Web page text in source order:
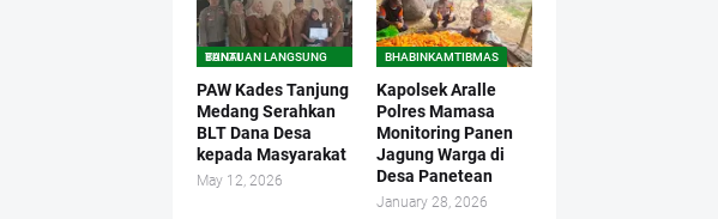
BANTUAN LANGSUNG TUNAI
PAW Kades Tanjung
Medang Serahkan
BLT Dana Desa
kepada Masyarakat
May 12, 2026
BHABINKAMTIBMAS
Kapolsek Aralle
Polres Mamasa
Monitoring Panen
Jagung Warga di
Desa Panetean
January 28, 2026